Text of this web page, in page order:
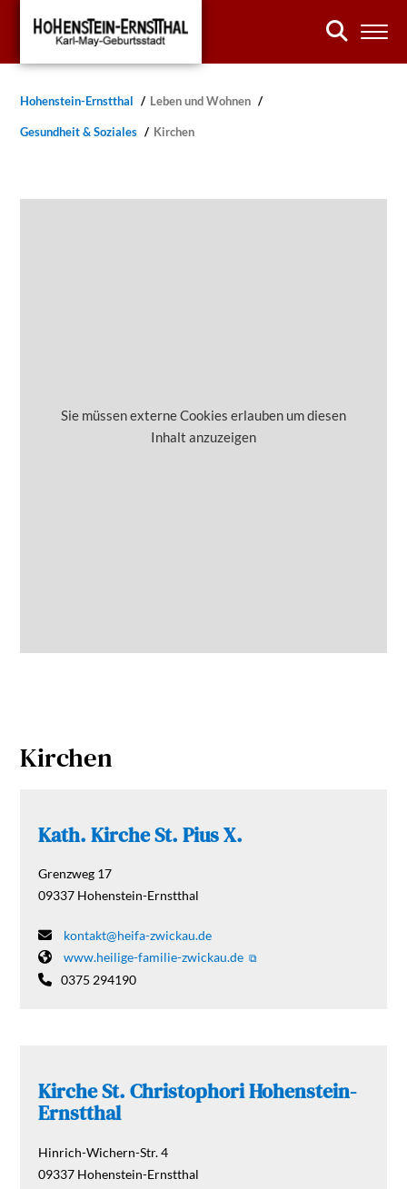
Hohenstein-Ernstthal Leben und Wohnen
Gesundheit & Soziales Kirchen
Sie müssen externe Cookies erlauben um diesen
Inhalt anzuzeigen
Kirchen
Kath. Kirche St. Pius X.
Grenzweg 17
09337 Hohenstein-Ernstthal
kontakt@heifa-zwickau.de
www.heilige-familie-zwickau.de
0375 294190
Kirche St. Christophori Hohenstein-
Ernstthal
Hinrich-Wichern-Str. 4
09337 Hohenstein-Ernstthal